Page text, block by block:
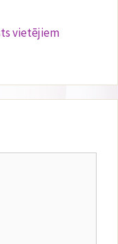
vietējiem